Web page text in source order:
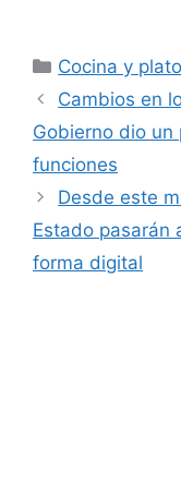
Categorías
Cocina y
Cambios en
Gobierno dio un
funciones
Desde este
Estado pasarán
forma digital